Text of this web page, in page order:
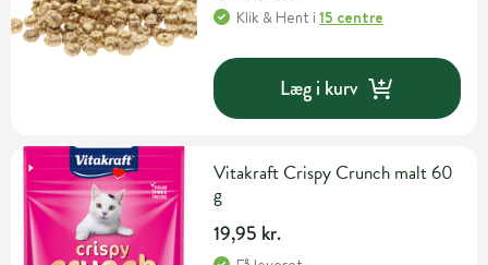
Klik & Hent i15 centre
Læg i kurv
Vitakraft Crispy Crunch malt 60
g
19,95 kr.